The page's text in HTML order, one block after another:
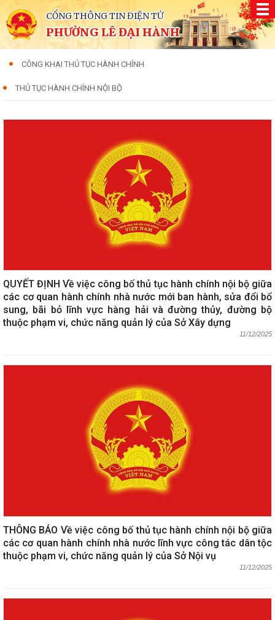
CỔNG THÔNG TIN ĐIỆN TỬ
PHƯỜNG LÊ ĐẠI HÀNH
CÔNG KHAI THỦ TỤC HÀNH CHÍNH
THỦ TỤC HÀNH CHÍNH NỘI BỘ
QUYẾT ĐỊNH Về việc công bố thủ tục hành chính nội bộ giữa
các cơ quan hành chính nhà nước mới ban hành, sửa đổi bổ
sung, bãi bỏ lĩnh vực hàng hải và đường thủy, đường bộ
thuộc phạm vi, chức năng quản lý của Sở Xây dựng
11/12/2025
THÔNG BÁO Về việc công bố thủ tục hành chính nội bộ giữa
các cơ quan hành chính nhà nước lĩnh vực công tác dân tộc
thuộc phạm vi, chức năng quản lý của Sở Nội vụ
11/12/2025